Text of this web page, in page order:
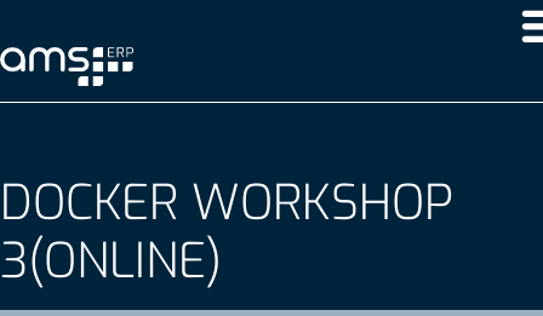
DOCKER WORKSHOP
3(ONLINE)